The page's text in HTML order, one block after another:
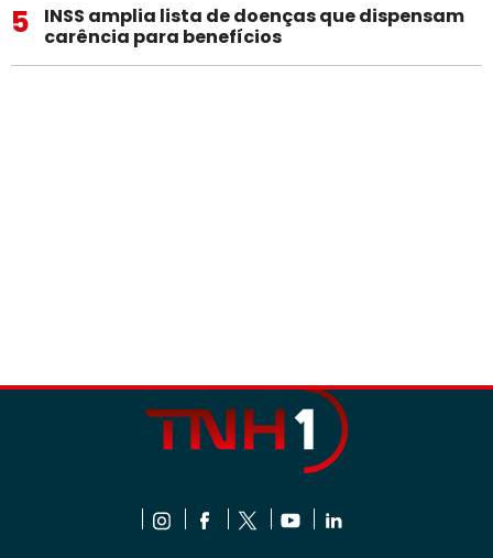
5
INSS amplia lista de doenças que dispensam
carência para benefícios